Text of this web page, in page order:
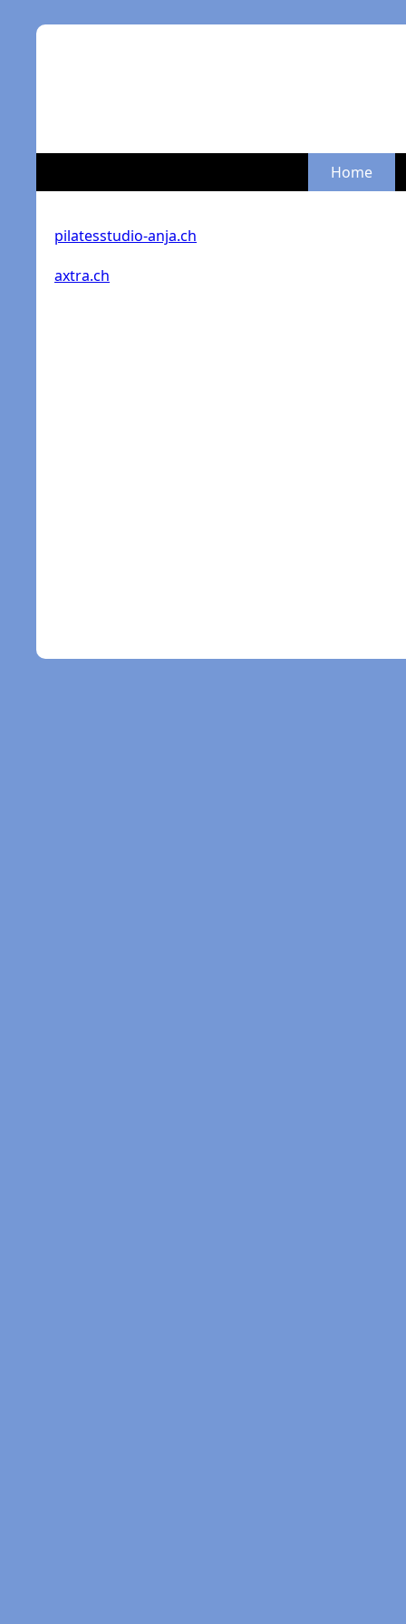
Home
pilatesstudio-anja.ch
axtra.ch